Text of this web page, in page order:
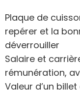
Plaque de
repérer et la
déverrouiller
Salaire et
rémunération,
Valeur d’un